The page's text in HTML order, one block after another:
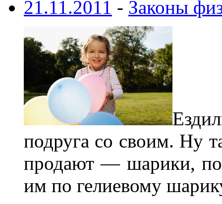
21.11.2011 - Законы
подруга со своим. Ну
продают — шарики,
им по гелиевому